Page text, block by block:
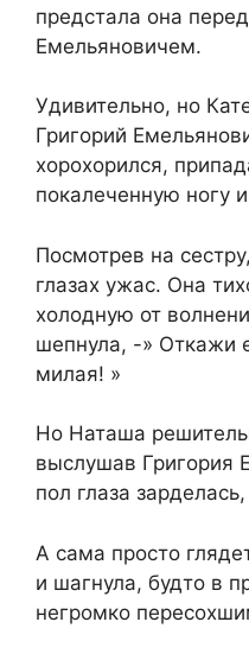
предстала она
Емельяновичем.
Удивительно, но
Григорий
хорохорился,
покалеченную ногу
Посмотрев на
глазах ужас. Она
холодную от
шепнула, -» Откажи
милая! »
Но Наташа
выслушав Григория
пол глаза
А сама просто
и шагнула, будто в
негромко